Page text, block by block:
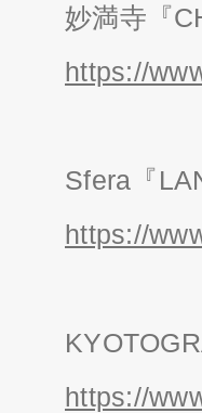
妙満寺『
https://
Sfera『
https://
https://